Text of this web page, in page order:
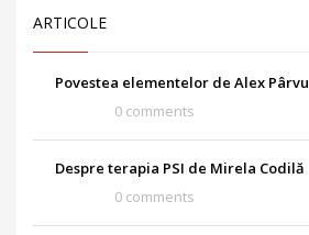
ARTICOLE
Povestea elementelor de Alex Pârvu
0 comments
Despre terapia PSI de Mirela Codilă
0 comments